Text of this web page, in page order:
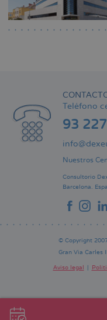
Teléfono
93
Nuestros
Consultorio
Barcelona.
© Copyright
Gran Via Carles
página
Aviso legal